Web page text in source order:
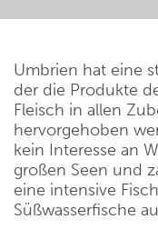
Bevorzugte
Umbrien hat eine
der die Produkte
Fleisch in allen
hervorgehoben
kein Interesse an
großen Seen und
eine intensive
Süßwasserfische